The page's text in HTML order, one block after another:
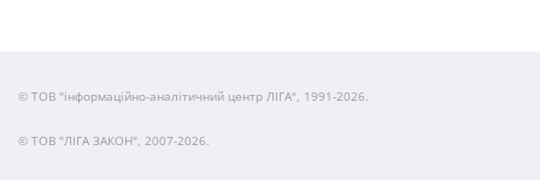
© ТОВ "інформаційно-аналітичний центр ЛІГА", 1991-2026.
© ТОВ "ЛІГА ЗАКОН", 2007-2026.